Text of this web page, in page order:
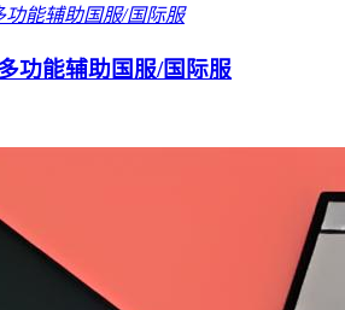
功能辅助国服/国际服